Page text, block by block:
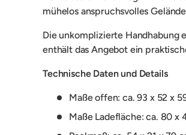
mühelos anspruchsvolles
Die unkomplizierte Handhabung
enthält das Angebot ein
Technische Daten und Details
Maße offen: ca. 93 x 52 x
Maße Ladefläche: ca. 80 x